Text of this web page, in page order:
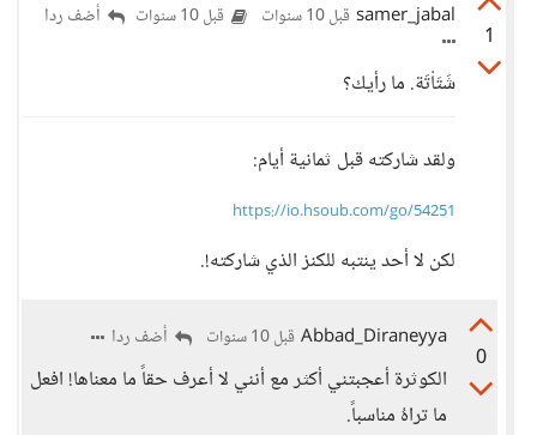
1
samer_jabal قبل 10 سنوات قبل 10 سنوات أضف ردا
شَتَاْتَة. ما رأيك؟
ولقد شاركته قبل ثمانية أيام:
https://io.hsoub.com/go/54251
لكن لا أحد ينتبه للكنز الذي شاركته!.
0
Abbad_Diraneyya قبل 10 سنوات أضف ردا
الكوثرة أعجبتني أكثر مع أنني لا أعرف حقاً ما معناها! افعل
ما تراهُ مناسباً.